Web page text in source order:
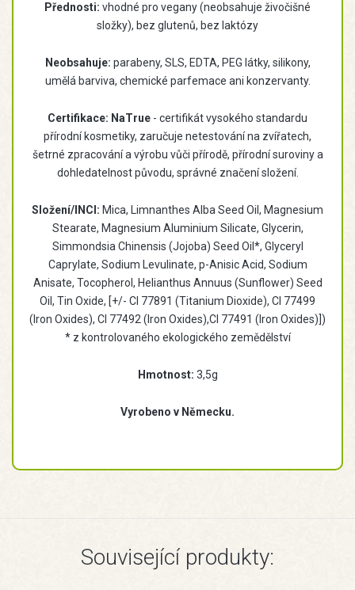
Přednosti: vhodné pro vegany (neobsahuje živočišné
složky), bez glutenů, bez laktózy
Neobsahuje: parabeny, SLS, EDTA, PEG látky, silikony,
umělá barviva, chemické parfemace ani konzervanty.
Certifikace: NaTrue - certifikát vysokého standardu
přírodní kosmetiky, zaručuje netestování na zvířatech,
šetrné zpracování a výrobu vůči přírodě, přírodní suroviny a
dohledatelnost původu, správné značení složení.
Složení/INCI: Mica, Limnanthes Alba Seed Oil, Magnesium
Stearate, Magnesium Aluminium Silicate, Glycerin,
Simmondsia Chinensis (Jojoba) Seed Oil*, Glyceryl
Caprylate, Sodium Levulinate, p-Anisic Acid, Sodium
Anisate, Tocopherol, Helianthus Annuus (Sunflower) Seed
Oil, Tin Oxide, [+/- CI 77891 (Titanium Dioxide), CI 77499
(Iron Oxides), CI 77492 (Iron Oxides),CI 77491 (Iron Oxides)])
* z kontrolovaného ekologického zemědělství
Hmotnost: 3,5g
Vyrobeno v Německu.
Související produkty: